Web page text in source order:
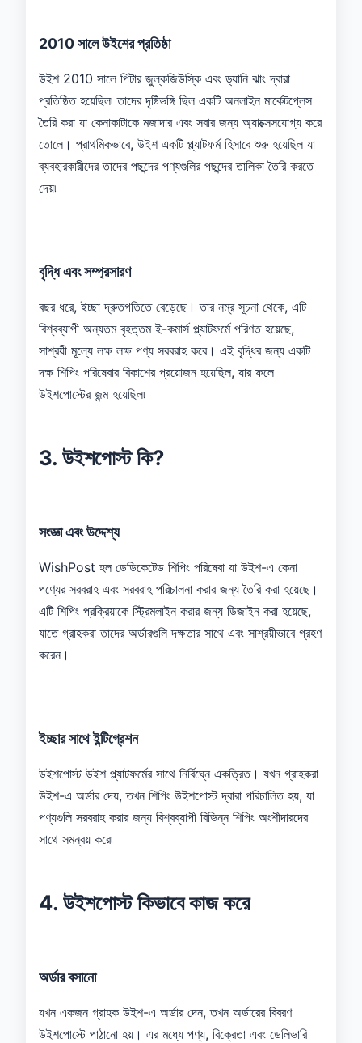
2010 সালে উইশের প্রতিষ্ঠা
উইশ 2010 সালে পিটার জুল্কজিউস্কি এবং ড্যানি ঝাং দ্বারা
প্রতিষ্ঠিত হয়েছিল৷ তাদের দৃষ্টিভঙ্গি ছিল একটি অনলাইন মার্কেটপ্লেস
তৈরি করা যা কেনাকাটাকে মজাদার এবং সবার জন্য অ্যাক্সেসযোগ্য করে
তোলে। প্রাথমিকভাবে, উইশ একটি প্ল্যাটফর্ম হিসাবে শুরু হয়েছিল যা
ব্যবহারকারীদের তাদের পছন্দের পণ্যগুলির পছন্দের তালিকা তৈরি করতে
দেয়৷
বৃদ্ধি এবং সম্প্রসারণ
বছর ধরে, ইচ্ছা দ্রুতগতিতে বেড়েছে। তার নম্র সূচনা থেকে, এটি
বিশ্বব্যাপী অন্যতম বৃহত্তম ই-কমার্স প্ল্যাটফর্মে পরিণত হয়েছে,
সাশ্রয়ী মূল্যে লক্ষ লক্ষ পণ্য সরবরাহ করে। এই বৃদ্ধির জন্য একটি
দক্ষ শিপিং পরিষেবার বিকাশের প্রয়োজন হয়েছিল, যার ফলে
উইশপোস্টের জন্ম হয়েছিল৷
3. উইশপোস্ট কি?
সংজ্ঞা এবং উদ্দেশ্য
WishPost হল ডেডিকেটেড শিপিং পরিষেবা যা উইশ-এ কেনা
পণ্যের সরবরাহ এবং সরবরাহ পরিচালনা করার জন্য তৈরি করা হয়েছে।
এটি শিপিং প্রক্রিয়াকে স্ট্রিমলাইন করার জন্য ডিজাইন করা হয়েছে,
যাতে গ্রাহকরা তাদের অর্ডারগুলি দক্ষতার সাথে এবং সাশ্রয়ীভাবে গ্রহণ
করেন।
ইচ্ছার সাথে ইন্টিগ্রেশন
উইশপোস্ট উইশ প্ল্যাটফর্মের সাথে নির্বিঘ্নে একত্রিত। যখন গ্রাহকরা
উইশ-এ অর্ডার দেয়, তখন শিপিং উইশপোস্ট দ্বারা পরিচালিত হয়, যা
পণ্যগুলি সরবরাহ করার জন্য বিশ্বব্যাপী বিভিন্ন শিপিং অংশীদারদের
সাথে সমন্বয় করে৷
4. উইশপোস্ট কিভাবে কাজ করে
অর্ডার বসানো
যখন একজন গ্রাহক উইশ-এ অর্ডার দেন, তখন অর্ডারের বিবরণ
উইশপোস্টে পাঠানো হয়। এর মধ্যে পণ্য, বিক্রেতা এবং ডেলিভারি